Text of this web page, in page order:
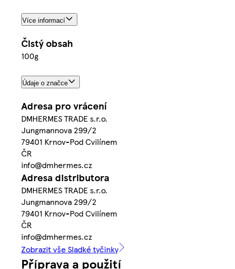
Více informací
Čistý obsah
100g
Údaje o značce
Adresa pro vrácení
DMHERMES TRADE s.r.o.
Jungmannova 299/2
79401 Krnov-Pod Cvilínem
ČR
info@dmhermes.cz
Adresa distributora
DMHERMES TRADE s.r.o.
Jungmannova 299/2
79401 Krnov-Pod Cvilínem
ČR
info@dmhermes.cz
Zobrazit vše Sladké tyčinky
Příprava a použití